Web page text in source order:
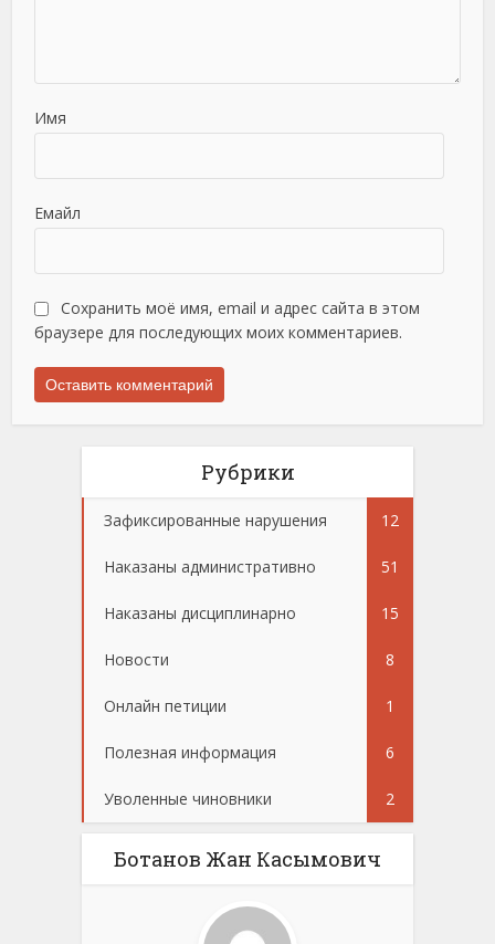
Имя
Емайл
Сохранить моё имя, email и адрес сайта в этом
браузере для последующих моих комментариев.
Рубрики
Зафиксированные нарушения 12
Наказаны административно 51
Наказаны дисциплинарно 15
Новости 8
Онлайн петиции 1
Полезная информация 6
Уволенные чиновники 2
Ботанов Жан Касымович